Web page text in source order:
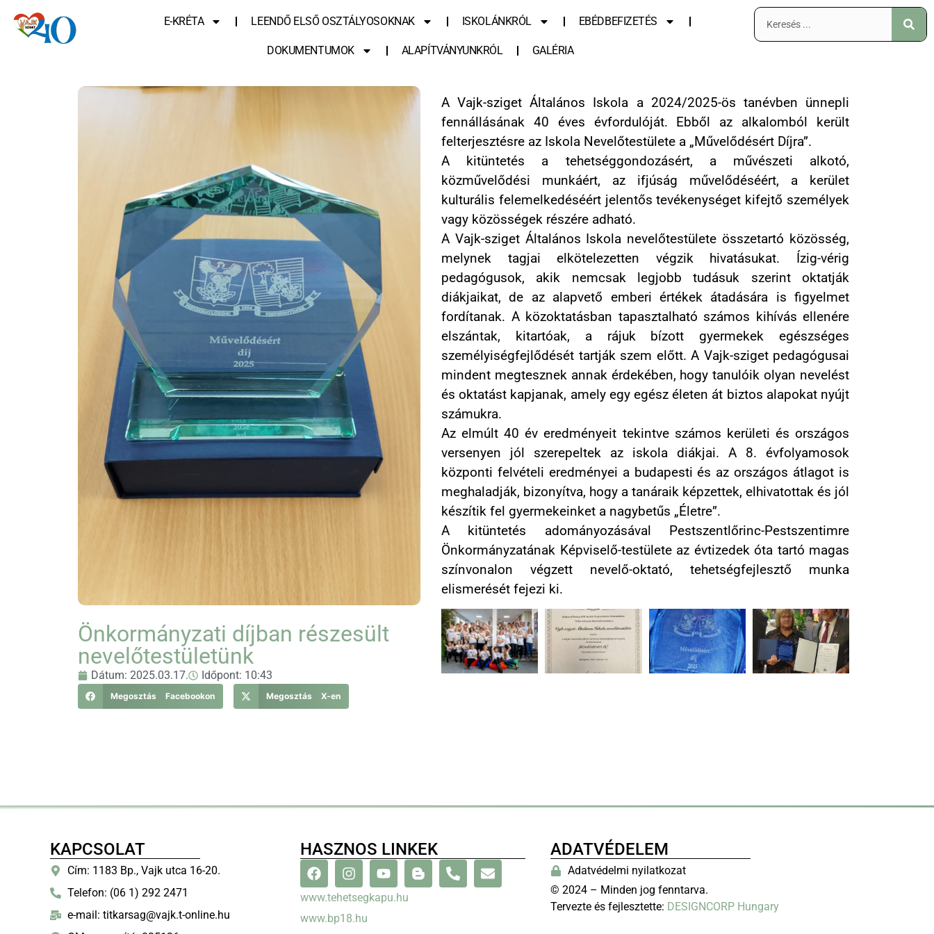
E-KRÉTA LEENDŐ ELSŐ OSZTÁLYOSOKNAK ISKOLÁNKRÓL EBÉDBEFIZETÉS
DOKUMENTUMOK ALAPÍTVÁNYUNKRÓL GALÉRIA
Önkormányzati díjban részesült
nevelőtestületünk
Dátum: 2025.03.17. Időpont: 10:43
Megosztás Facebookon Megosztás X-en
A Vajk-sziget Általános Iskola a 2024/2025-ös tanévben ünnepli
fennállásának 40 éves évfordulóját. Ebből az alkalomból került
felterjesztésre az Iskola Nevelőtestülete a „Művelődésért Díjra”.
A kitüntetés a tehetséggondozásért, a művészeti alkotó,
közművelődési munkáért, az ifjúság művelődéséért, a kerület
kulturális felemelkedéséért jelentős tevékenységet kifejtő személyek
vagy közösségek részére adható.
A Vajk-sziget Általános Iskola nevelőtestülete összetartó közösség,
melynek tagjai elkötelezetten végzik hivatásukat. Ízig-vérig
pedagógusok, akik nemcsak legjobb tudásuk szerint oktatják
diákjaikat, de az alapvető emberi értékek átadására is figyelmet
fordítanak. A közoktatásban tapasztalható számos kihívás ellenére
elszántak, kitartóak, a rájuk bízott gyermekek egészséges
személyiségfejlődését tartják szem előtt. A Vajk-sziget pedagógusai
mindent megtesznek annak érdekében, hogy tanulóik olyan nevelést
és oktatást kapjanak, amely egy egész életen át biztos alapokat nyújt
számukra.
Az elmúlt 40 év eredményeit tekintve számos kerületi és országos
versenyen jól szerepeltek az iskola diákjai. A 8. évfolyamosok
központi felvételi eredményei a budapesti és az országos átlagot is
meghaladják, bizonyítva, hogy a tanáraik képzettek, elhivatottak és jól
készítik fel gyermekeinket a nagybetűs „Életre”.
A kitüntetés adományozásával Pestszentlőrinc-Pestszentimre
Önkormányzatának Képviselő-testülete az évtizedek óta tartó magas
színvonalon végzett nevelő-oktató, tehetségfejlesztő munka
elismerését fejezi ki.
KAPCSOLAT
Cím: 1183 Bp., Vajk utca 16-20.
Telefon: (06 1) 292 2471
e-mail: titkarsag@vajk.t-online.hu
HASZNOS LINKEK
www.tehetsegkapu.hu
www.bp18.hu
ADATVÉDELEM
Adatvédelmi nyilatkozat
© 2024 – Minden jog fenntarva.
Tervezte és fejlesztette: DESIGNCORP Hungary